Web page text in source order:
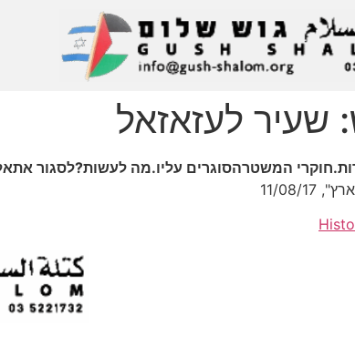
שעיר לעזאזאל
המשטרהסוגרים עליו.מה לעשות?לסגור
08/17